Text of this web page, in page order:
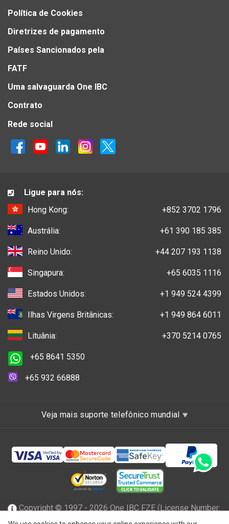
Política de Cookies
Diretrizes de pagamento
Países Sancionados pela
FATF
Uma salvaguarda One IBC
Contrato
Rede social
Ligue para nós:
Hong Kong:
+852 3702 1796
Austrália: +61 390 185 385
Reino Unido: +44 207 193 1138
Singapura: +65 6035 1116
Estados Unidos: +1 949 524 4399
Ilhas Virgens Britânicas: +1 949 864 6011
Lituânia: +370 5214 0765
+65 8641 5350
+65 932 66888
Veja mais suporte telefônico mundial
Copyright © 1997 - 2026 One IBC FZE (License Number: